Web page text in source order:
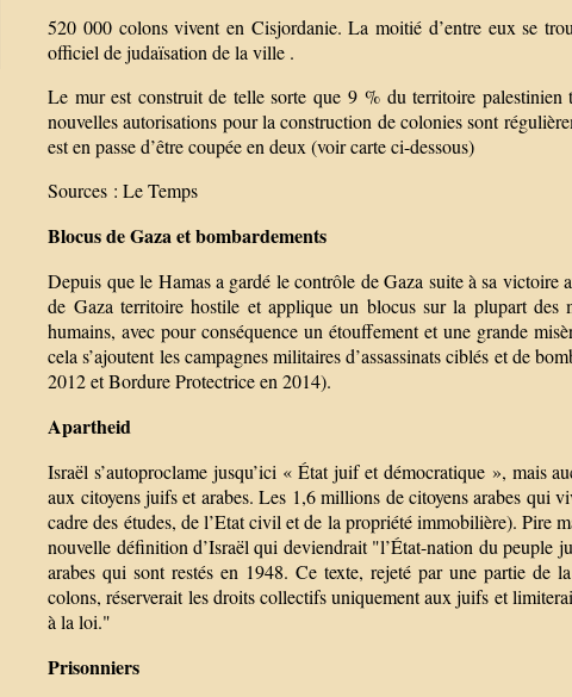
520 000 colons vivent en Cisjordanie. La moitié d’entre eux se
officiel de judaïsation de la ville .
Le mur est construit de telle sorte que 9 % du territoire
nouvelles autorisations pour la construction de colonies sont
est en passe d’être coupée en deux (voir carte ci-dessous)
Sources : Le Temps
Blocus de Gaza et bombardements
Depuis que le Hamas a gardé le contrôle de Gaza suite à sa
de Gaza territoire hostile et applique un blocus sur la plupart des
humains, avec pour conséquence un étouffement et une grande
cela s’ajoutent les campagnes militaires d’assassinats ciblés et de
2012 et Bordure Protectrice en 2014).
Apartheid
Israël s’autoproclame jusqu’ici « État juif et démocratique », mais
aux citoyens juifs et arabes. Les 1,6 millions de citoyens arabes qui
cadre des études, de l’Etat civil et de la propriété immobilière). Pire
nouvelle définition d’Israël qui deviendrait "l’État-nation du peuple
arabes qui sont restés en 1948. Ce texte, rejeté par une partie de
colons, réserverait les droits collectifs uniquement aux juifs et
à la loi."
Prisonniers